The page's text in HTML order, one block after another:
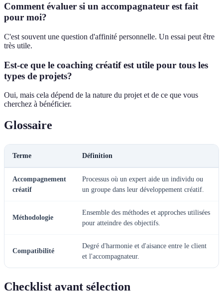
Comment évaluer si un accompagnateur est fait
pour moi?
C'est souvent une question d'affinité personnelle. Un essai peut être
très utile.
Est-ce que le coaching créatif est utile pour tous les
types de projets?
Oui, mais cela dépend de la nature du projet et de ce que vous
cherchez à bénéficier.
Glossaire
Terme Définition
Accompagnement
créatif
Processus où un expert aide un individu ou
un groupe dans leur développement créatif.
Méthodologie
Ensemble des méthodes et approches utilisées
pour atteindre des objectifs.
Compatibilité
Degré d'harmonie et d'aisance entre le client
et l'accompagnateur.
Checklist avant sélection